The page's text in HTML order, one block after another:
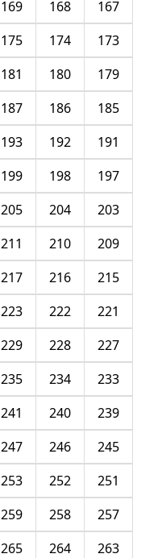
167
168
169
173
174
175
179
180
181
185
186
187
191
192
193
197
198
199
203
204
205
209
210
211
215
216
217
221
222
223
227
228
229
233
234
235
239
240
241
245
246
247
251
252
253
257
258
259
263
264
265